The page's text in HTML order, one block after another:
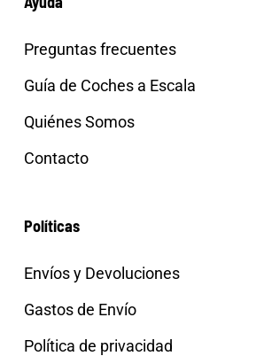
Preguntas frecuentes
Guía de Coches a Escala
Quiénes Somos
Contacto
Políticas
Envíos y Devoluciones
Gastos de Envío
Política de privacidad